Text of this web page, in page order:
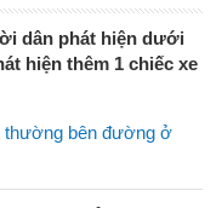
dân phát hiện dưới
hiện thêm 1 chiếc xe
thường bên đường ở